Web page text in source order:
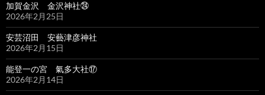
加賀金沢 金沢神社㉔
2026年2月25日
安芸沼田 安藝津彦神社
2026年2月15日
能登一の宮 氣多大社⑰
2026年2月14日